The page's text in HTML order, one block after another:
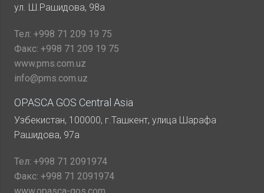
ул. Ш.Рашидова, 98а
Тел: +998 71 209 19 75
Факс: +998 71 209 19 75
www.pms.com.uz
info@pms.com.uz
OPASCA GOS Central Asia
Узбекистан, 100000, г.Ташкент, улица Шарафа
Рашидова, 97а
Тел: +998 71 2091974
Факс: +998 71 2091974